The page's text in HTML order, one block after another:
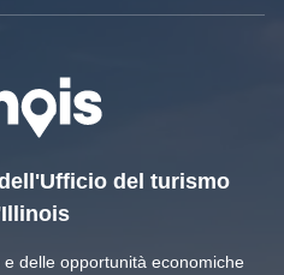
del turismo
delle opportunità economiche